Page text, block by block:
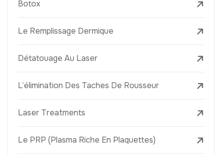
Botox
Le Remplissage Dermique
Détatouage Au Laser
L’élimination Des Taches De Rousseur
Laser Treatments
Le PRP (Plasma Riche En Plaquettes)